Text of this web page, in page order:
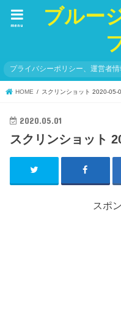
ブルー
menu
プライバシーポリシー、運営者情
HOME スクリンショット 2020-
2020.05.01
スクリンショット
スポ